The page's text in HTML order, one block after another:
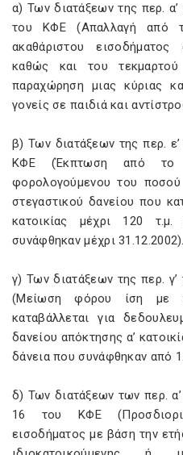
α) Των διατάξεων της περ.
του ΚΦΕ (Απαλλαγή από
ακαθάριστου εισοδήματος
καθώς και του
παραχώρηση μιας κύριας
γονείς σε παιδιά και
β) Των διατάξεων της περ.
ΚΦΕ (Έκπτωση από το
φορολογούμενου του
στεγαστικού δανείου που
κατοικίας μέχρι 120
συνάφθηκαν μέχρι 31.12.2002).
γ) Των διατάξεων της περ.
(Μείωση φόρου ίση με
καταβάλλεται για
δανείου απόκτησης α’
δάνεια που συνάφθηκαν από
δ) Των διατάξεων των περ.
16 του ΚΦΕ
εισοδήματος με βάση την